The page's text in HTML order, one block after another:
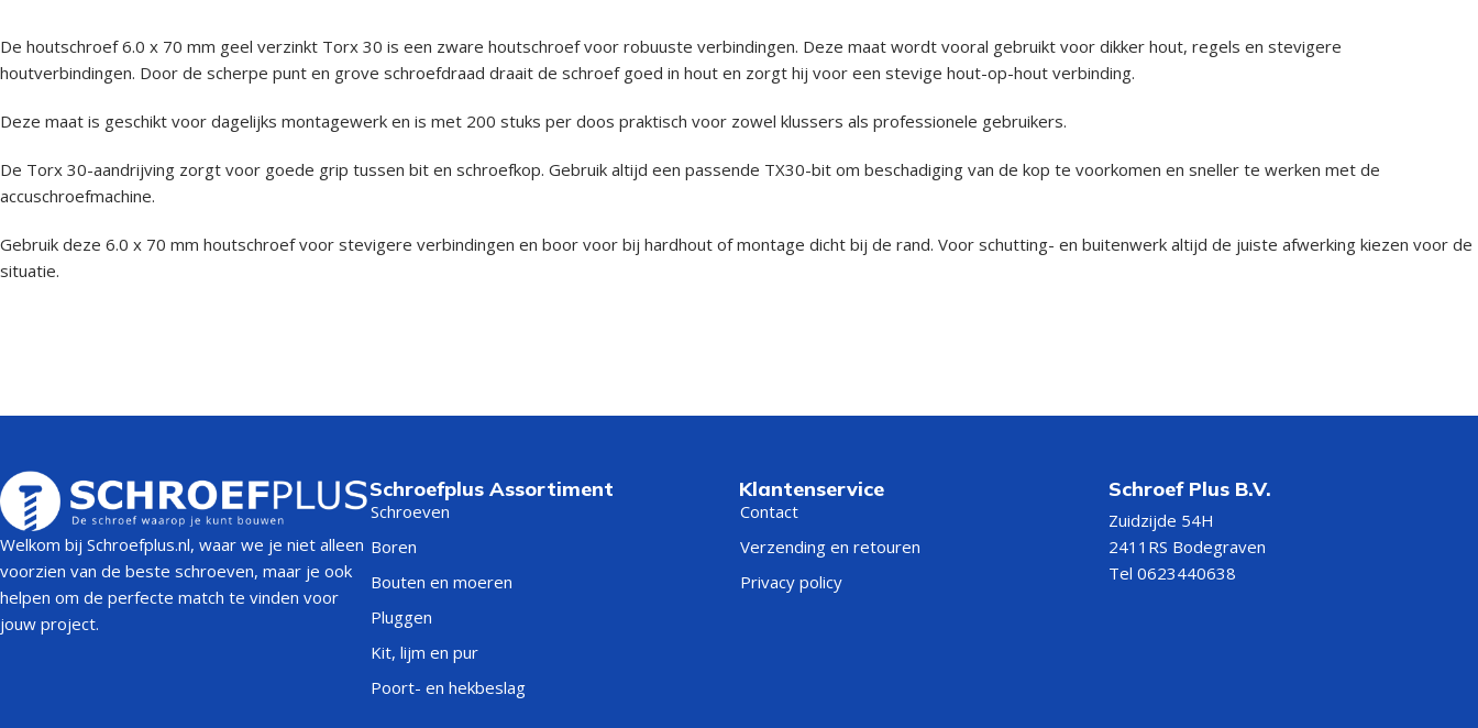
De houtschroef 6.0 x 70 mm geel verzinkt Torx 30 is een zware houtschroef voor robuuste verbindingen. Deze maat wordt vooral gebruikt voor dikker hout, regels en stevigere
houtverbindingen. Door de scherpe punt en grove schroefdraad draait de schroef goed in hout en zorgt hij voor een stevige hout-op-hout verbinding.
Deze maat is geschikt voor dagelijks montagewerk en is met 200 stuks per doos praktisch voor zowel klussers als professionele gebruikers.
De Torx 30-aandrijving zorgt voor goede grip tussen bit en schroefkop. Gebruik altijd een passende TX30-bit om beschadiging van de kop te voorkomen en sneller te werken met de
accuschroefmachine.
Gebruik deze 6.0 x 70 mm houtschroef voor stevigere verbindingen en boor voor bij hardhout of montage dicht bij de rand. Voor schutting- en buitenwerk altijd de juiste afwerking kiezen voor de
situatie.
Welkom bij Schroefplus.nl, waar we je niet alleen
voorzien van de beste schroeven, maar je ook
helpen om de perfecte match te vinden voor
jouw project.
Schroefplus Assortiment
Schroeven
Boren
Bouten en moeren
Pluggen
Kit, lijm en pur
Poort- en hekbeslag
Klantenservice
Contact
Verzending en retouren
Privacy policy
Schroef Plus B.V.
Zuidzijde 54H
2411RS Bodegraven
Tel 0623440638